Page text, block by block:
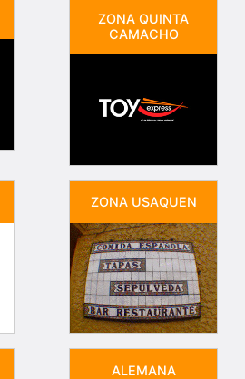
ZONA QUINTA
CAMACHO
ZONA USAQUEN
ALEMANA